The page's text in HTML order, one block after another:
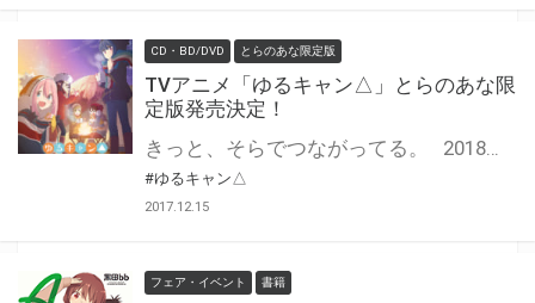
CD・BD/DVD とらのあな限定版
TVアニメ「ゆるキャン△」とらのあな限
定版発売決定！
きっと、そらでつながってる。 2018年1月よりテレビアニメの放映がスタートする、 『ゆるキャン△』のBlu-ray/DVDの発売が早くも決定！ とらのあなでは、Blu-ray Disc/DVD全3巻で『とらのあな限定版』を発売！！ 気になるとらのあな限定版の特典は… 1巻にて【スマホケース(ポーチ)】 。 2巻では【アクリルカラビナセット(各務原なでしこ・志摩リン)】、 3巻では【アクリルカラビナセット(大垣千明・犬山あおい)】を実施！ 更に！とらのあな限定版の全巻連動特典として、『アクリルカラビナ(斉藤恵那)』＆『B2タペストリー』も実施決定！ また、とらのあな限定版だけでなく、 Blu-ray＆DVDでも、とらのあなオリジナル特典を実施！ 全巻連動特典として『アニメ描き下ろしイラスト使用全巻収納BOX(各務原なでしこ・志摩リン・犬山あおい)』をプレゼント♪ 是非とも、とらのあな対象店舗でご予約・ご購入をお待ちしております♪♪
#ゆるキャン△
2017.12.15
フェア・イベント 書籍